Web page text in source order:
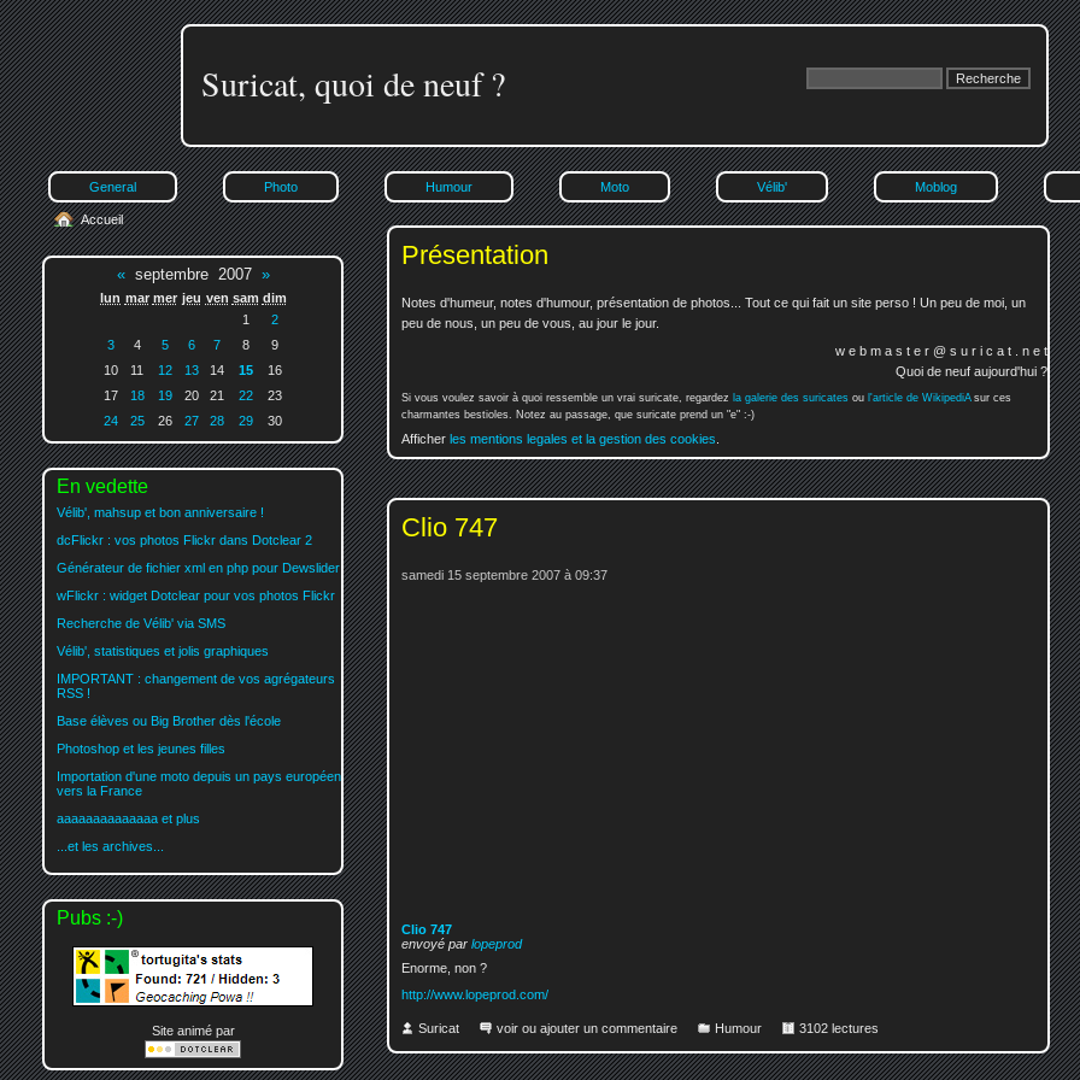
Suricat, quoi de neuf ?
General Photo Humour Moto Vélib' Moblog
Présentation
Notes d'humeur, notes d'humour, présentation de photos... Tout ce qui fait un site perso ! Un peu de moi, un
peu de nous, un peu de vous, au jour le jour.
w e b m a s t e r @ s u r i c a t . n e t
Quoi de neuf aujourd'hui ?
Si vous voulez savoir à quoi ressemble un vrai suricate, regardez la galerie des suricates ou l'article de WikipediAsur ces
charmantes bestioles. Notez au passage, que suricate prend un "e" :-)
Afficher les mentions legales et la gestion des cookies
Clio 747
samedi 15 septembre 2007 à 09:37
Clio 747
envoyé par lopeprod
Enorme, non ?
http://www.lopeprod.com/
Suricat voir ou ajouter un commentaire Humour 3102 lectures
Accueil
«septembre 2007 »
lun mar mer jeu ven sam dim
1
2
3
4 5 6 7 8
9
10
11 12 13 14 15
16
17
18 19 20 21 22
23
24
25 26 27 28 29 30
En vedette
Vélib', mahsup et bon anniversaire !
dcFlickr : vos photos Flickr dans Dotclear 2
Générateur de fichier xml en php pour Dewslider
wFlickr : widget Dotclear pour vos photos Flickr
Recherche de Vélib' via SMS
Vélib', statistiques et jolis graphiques
IMPORTANT : changement de vos agrégateurs
RSS !
Base élèves ou Big Brother dès l'école
Photoshop et les jeunes filles
Importation d'une moto depuis un pays européen
vers la France
aaaaaaaaaaaaaa et plus
...et les archives...
Pubs :-)
Site animé par